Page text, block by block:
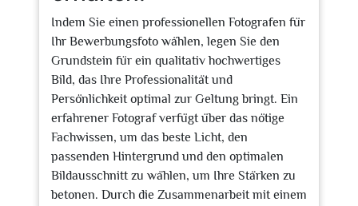
Indem Sie einen professionellen Fotografen für
Ihr Bewerbungsfoto wählen, legen Sie den
Grundstein für ein qualitativ hochwertiges
Bild, das Ihre Professionalität und
Persönlichkeit optimal zur Geltung bringt. Ein
erfahrener Fotograf verfügt über das nötige
Fachwissen, um das beste Licht, den
passenden Hintergrund und den optimalen
Bildausschnitt zu wählen, um Ihre Stärken zu
betonen. Durch die Zusammenarbeit mit einem